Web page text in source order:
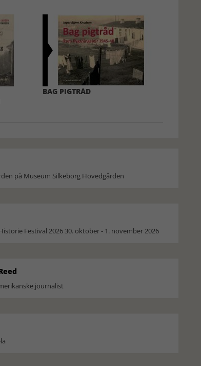
BAG PIGTRÅD
på Museum Silkeborg Hovedgården
Festival 2026 30. oktober - 1. november 2026
journalist